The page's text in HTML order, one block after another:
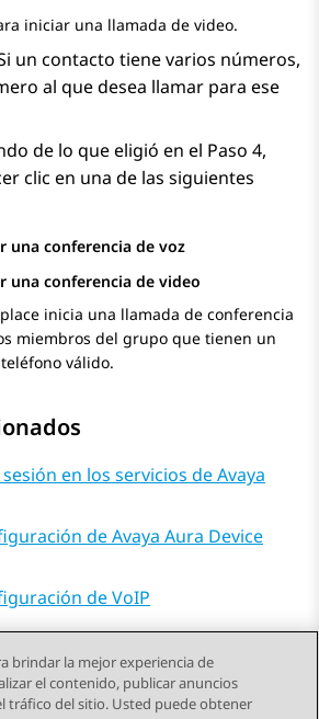
iniciar una llamada de video.
un contacto tiene varios números,
al que desea llamar para ese
de lo que eligió en el Paso 4,
clic en una de las siguientes
una conferencia de voz
una conferencia de video
inicia una llamada de conferencia
miembros del grupo que tienen un
válido.
en los servicios de Avaya
de Avaya Aura Device
de VoIP
brindar la mejor experiencia de
el contenido, publicar anuncios
tráfico del sitio. Usted puede obtener